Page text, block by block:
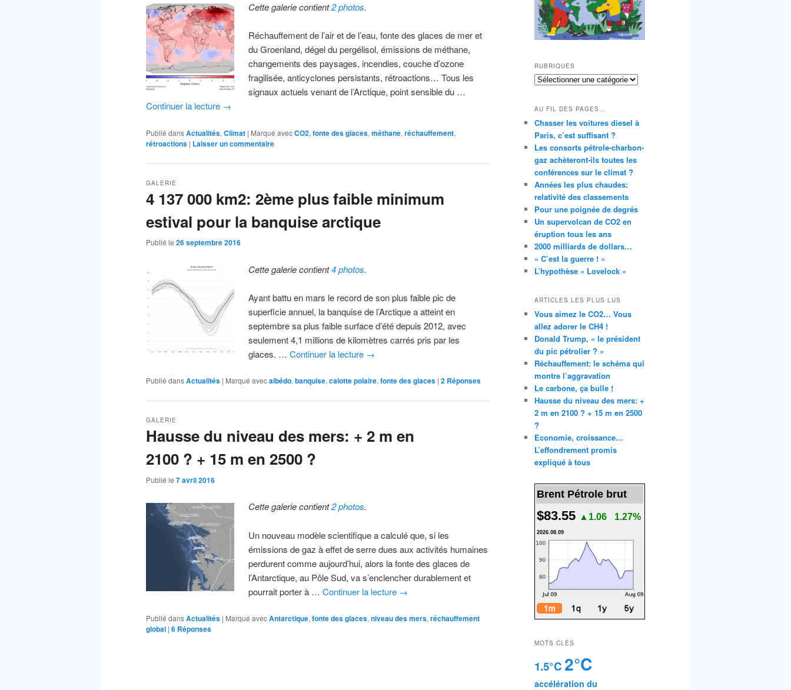
Cette galerie contient2 photos.
Réchauffement de l’air et de l’eau, fonte des glaces de mer et
du Groenland, dégel du pergélisol, émissions de méthane,
changements des paysages, incendies, couche d’ozone
fragilisée, anticyclones persistants, rétroactions… Tous les
signaux actuels venant de l’Arctique, point sensible du …
Continuer la lecture →
Publié dansActualités, Climat | Marqué avecCO2, fonte des glaces, méthane, réchauffement,
rétroactions | Laisser un commentaire
4 137 000 km2: 2ème plus faible minimum
estival pour la banquise arctique
GALERIE
Publié le 26 septembre 2016
Cette galerie contient4 photos.
Ayant battu en mars le record de son plus faible pic de
superficie annuel, la banquise de l’Arctique a atteint en
septembre sa plus faible surface d’été depuis 2012, avec
seulement 4,1 millions de kilomètres carrés pris par les
glaces. …Continuer la lecture →
Publié dansActualités | Marqué avecalbédo,banquise,calotte polaire,fonte des glaces | 2 Réponses
Hausse du niveau des mers: + 2 m en
2100 ? + 15 m en 2500 ?
GALERIE
Publié le 7 avril 2016
Cette galerie contient2 photos.
Un nouveau modèle scientifique a calculé que, si les
émissions de gaz à effet de serre dues aux activités humaines
perdurent comme aujourd’hui, alors la fonte des glaces de
l’Antarctique, au Pôle Sud, va s’enclencher durablement et
pourrait porter à …Continuer la lecture →
Publié dansActualités | Marqué avecAntarctique, fonte des glaces, niveau des mers, réchauffement
global | 6 Réponses
RUBRIQUES
RUBRIQUES
AU FIL DES PAGES…
Chasser les voitures diesel à
Paris, c’est suffisant ?
Les consorts pétrole-charbon-
gaz achèteront-ils toutes les
conférences sur le climat ?
Années les plus chaudes:
relativité des classements
Pour une poignée de degrés
Un supervolcan de CO2 en
éruption tous les ans
2000 milliards de dollars…
« C’est la guerre ! »
L’hypothèse « Lovelock »
ARTICLES LES PLUS LUS
Vous aimez le CO2… Vous
allez adorer le CH4 !
Donald Trump, « le président
du pic pétrolier ? »
Réchauffement: le schéma qui
montre l’aggravation
Le carbone, ça bulle !
Hausse du niveau des mers: +
2 m en 2100 ? + 15 m en 2500
?
Economie, croissance…
L’effondrement promis
expliqué à tous
Brent Pétrole brut
$83.55 ▲1.06 1.27%
2026.08.09
MOTS CLÉS
1.5°C2°C
accélération du